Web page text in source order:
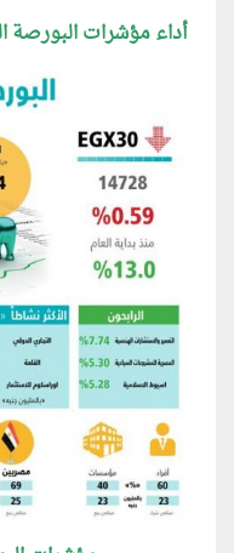
أداء مؤشرات البورصة